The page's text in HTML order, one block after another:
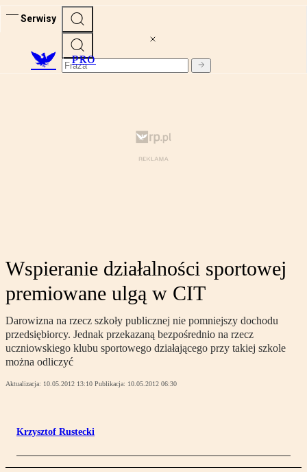
Serwisy
PRO
Wspieranie działalności sportowej
premiowane ulgą w CIT
Darowizna na rzecz szkoły publicznej nie pomniejszy dochodu
przedsiębiorcy. Jednak przekazaną bezpośrednio na rzecz
uczniowskiego klubu sportowego działającego przy takiej szkole
można odliczyć
Aktualizacja: 10.05.2012 13:10 Publikacja: 10.05.2012 06:30
Krzysztof Rustecki